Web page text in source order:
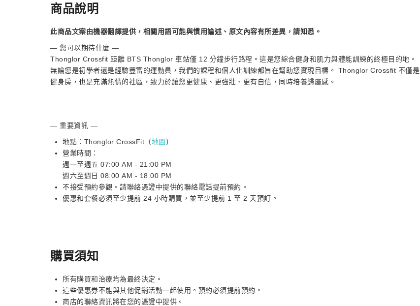
商品說明
此商品文案由機器翻譯提供，相關用語可能與慣用論述、原文內容有所差異，請知悉。
— 您可以期待什麼 —
Thonglor Crossfit 距離 BTS Thonglor 車站僅 12 分鐘步行路程。這是您綜合健身和肌力與體能訓練的終極目的地。
無論您是初學者還是經驗豐富的運動員，我們的課程和個人化訓練都旨在幫助您實現目標。 Thonglor Crossfit 不僅是
健身房，也是充滿熱情的社區，致力於讓您更健康、更強壯、更有自信，同時培養歸屬感。
— 重要資訊 —
地點：Thonglor CrossFit（地圖 ）
營業時間：
週一至週五 07:00 AM - 21:00 PM
週六至週日 08:00 AM - 18:00 PM
不接受預約參觀。請聯絡憑證中提供的聯絡電話提前預約。
優惠和套餐必須至少提前 24 小時購買，並至少提前 1 至 2 天預訂。
購買須知
所有購買和治療均為最終決定。
這些優惠券不能與其他促銷活動一起使用。預約必須提前預約。
商店的聯絡資訊將在您的憑證中提供。